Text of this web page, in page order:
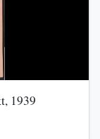
1939